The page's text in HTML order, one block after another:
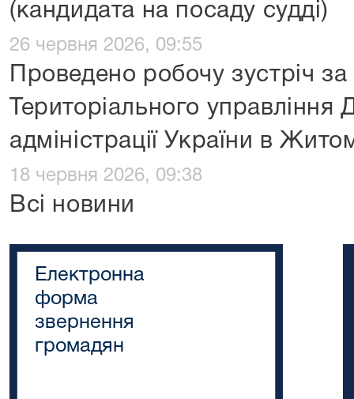
(кандидата на посаду судді)
26 червня 2026, 09:55
Проведено робочу зустріч
Територіального управління
адміністрації України в
18 червня 2026, 09:38
Всі новини
Електронна
форма
звернення
громадян